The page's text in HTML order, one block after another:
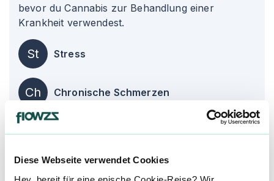
Diese Webseite verwendet Cookies
bevor du Cannabis zur Behandlung einer
Krankheit verwendest.
St Stress
Ch Chronische Schmerzen
Ventura Dawg